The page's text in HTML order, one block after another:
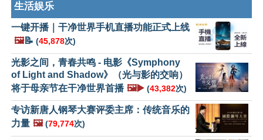
生活娱乐
一键开播｜干净世界手机直播功能正式上线
🖼️📝 (45,878次)
光影之间，青春共鸣 - 电影《Symphony
of Light and Shadow》（光与影的交响）
将于母亲节在干净世界首播 🖼️▶️ (43,382次)
专访新唐人钢琴大赛评委主席：传统音乐的
力量 🖼️ (79,774次)